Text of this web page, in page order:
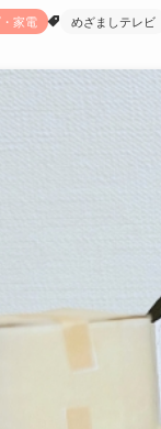
家電 めざましテレビ